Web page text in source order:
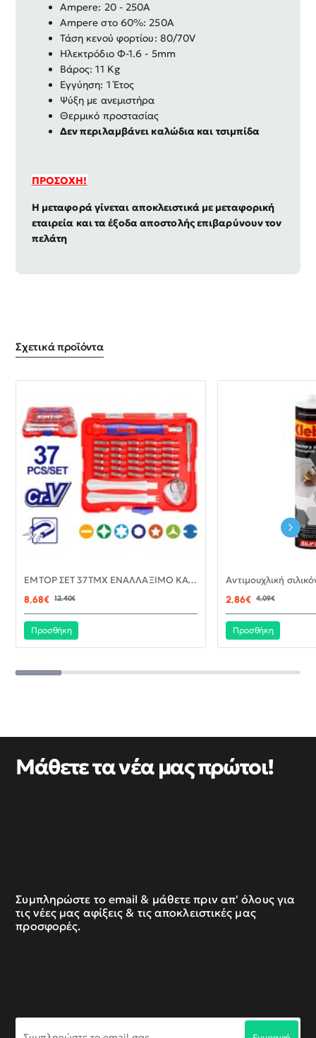
Ampere: 20 - 250A
Ampere στο 60%: 250Α
Τάση κενού φορτίου: 80/70V
Ηλεκτρόδιο Φ-1.6 - 5mm
Βάρος: 11 Kg
Εγγύηση: 1 Έτος
Ψύξη με ανεμιστήρα
Θερμικό προστασίας
Δεν περιλαμβάνει καλώδια και τσιμπίδα
ΠΡΟΣΟΧΗ!
Η μεταφορά γίνεται αποκλειστικά με μεταφορική
εταιρεία και τα έξοδα αποστολής επιβαρύνουν τον
πελάτη
Σχετικά προϊόντα
-30%EMTOP ΣΕΤ 37ΤΜΧ ΕΝΑΛΛΑΞΙΜΟ ΚΑΤΣΑΒΙΔΙ ΜΕ ΜΥΤΕΣ EBST03702
8,68€
12,40€
Προσθήκη
2,86€ 4,09€
Προσθήκη
Μάθετε τα νέα μας πρώτοι!
Συμπληρώστε το email & μάθετε πριν απ' όλους για
τις νέες μας αφίξεις & τις αποκλειστικές μας
προσφορές.